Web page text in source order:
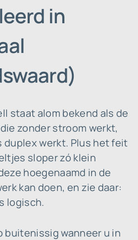
in
staat alom bekend als de
zonder stroom werkt,
duplex werkt. Plus het feit
sloper zó klein
hoegenaamd in de
kan doen, en zie daar:
logisch.
buitenissig wanneer u in